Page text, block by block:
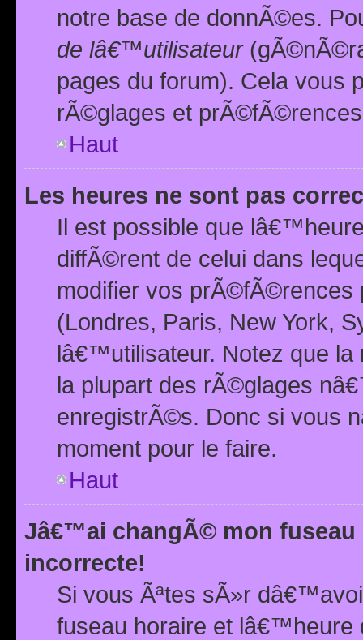
notre base de donnÃ©es.
de lâ€™utilisateur
pages du forum). Cela vous
rÃ©glages et
Haut
Les heures ne sont pas
Il est possible que
diffÃ©rent de celui dans
modifier vos prÃ©fÃ©rences
(Londres, Paris, New York,
lâ€™utilisateur. Notez que la
la plupart des rÃ©glages
enregistrÃ©s. Donc si vous
moment pour le faire.
Haut
Jâ€™ai changÃ© mon
incorrecte!
Si vous Ãªtes sÃ»r
fuseau horaire et